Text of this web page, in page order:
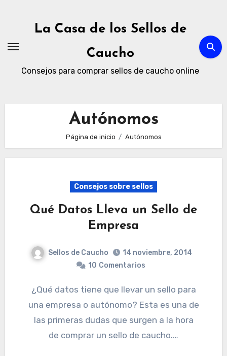
contenidoLa Casa de los Sellos de
Caucho
Consejos para comprar sellos de caucho online
Autónomos
Página de inicio Autónomos
Consejos sobre sellos
Qué Datos Lleva un Sello de
Empresa
Sellos de Caucho
14 noviembre, 2014
10 Comentarios
¿Qué datos tiene que llevar un sello para
una empresa o autónomo? Esta es una de
las primeras dudas que surgen a la hora
de comprar un sello de caucho.…